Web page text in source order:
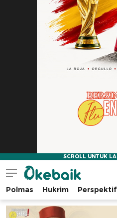
Okebaik.id
Baiknya Dibaca
Polmas Hukrim Perspektif